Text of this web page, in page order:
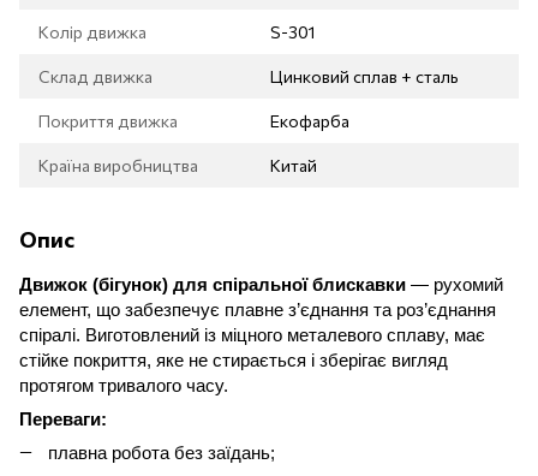
Колір движка S-301
Склад движка Цинковий сплав + сталь
Покриття движка Екофарба
Країна виробництва Китай
Опис
Движок (бігунок) для спіральної блискавки — рухомий
елемент, що забезпечує плавне з’єднання та роз’єднання
спіралі. Виготовлений із міцного металевого сплаву, має
стійке покриття, яке не стирається і зберігає вигляд
протягом тривалого часу.
Переваги:
плавна робота без заїдань;